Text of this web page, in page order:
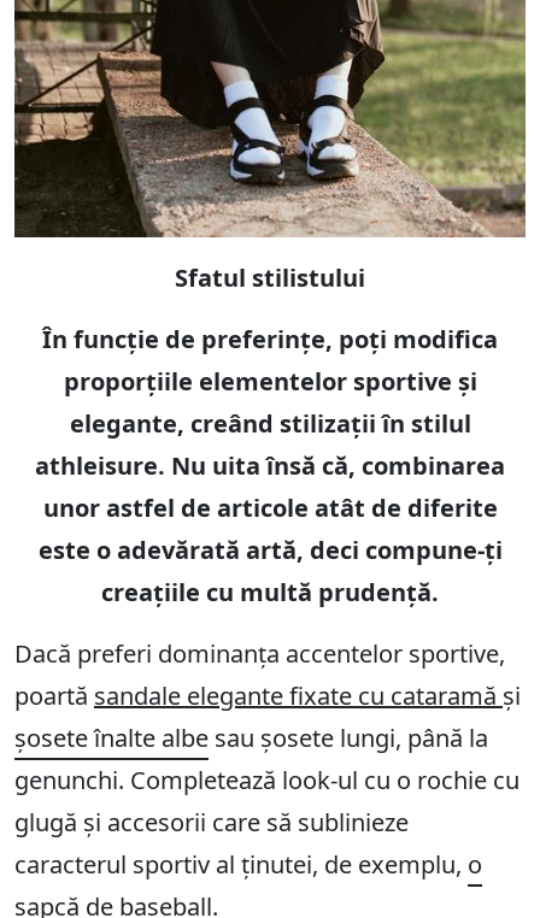
Sfatul stilistului
În funcție de preferințe, poți modifica
proporțiile elementelor sportive și
elegante, creând stilizații în stilul
athleisure. Nu uita însă că, combinarea
unor astfel de articole atât de diferite
este o adevărată artă, deci compune-ți
creațiile cu multă prudență.
Dacă preferi dominanța accentelor sportive,
poartă sandale elegante fixate cu cataramă și
șosete înalte albe sau șosete lungi, până la
genunchi. Completează look-ul cu o rochie cu
glugă și accesorii care să sublinieze
caracterul sportiv al ținutei, de exemplu, o
șapcă de baseball.